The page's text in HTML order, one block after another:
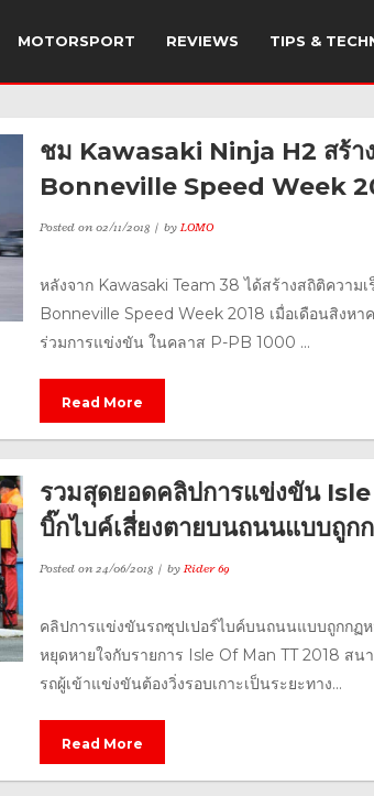
MOTORSPORT REVIEWS TIPS &
ชม Kawasaki Ninja H2 สร้า
Bonneville Speed Week
Posted on02/11/2018 byLOMO
หลังจาก Kawasaki Team 38 ได้สร้างสถิติความ
Bonneville Speed Week 2018 เมื่อเดือนสิงห
ร่วมการแข่งขัน ในคลาส P-PB 1000 ...
Read More
รวมสุดยอดคลิปการแข่งขัน
บิ๊กไบค์เสี่ยงตายบนถนนแบบถูก
Posted on24/06/2018 byRider 69
คลิปการแข่งขันรถซุปเปอร์ไบค์บนถนนแบบถูกกฏ
หยุดหายใจกับรายการ Isle Of Man TT 2018 ส
รถผู้เข้าแข่งขันต้องวิ่งรอบเกาะเป็นระยะทาง...
Read More